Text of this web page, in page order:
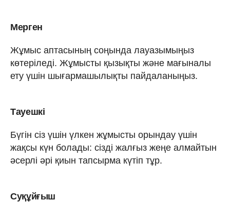
Мерген
Жұмыс аптасының соңында лауазымыңыз
көтеріледі. Жұмысты қызықты және мағыналы
ету үшін шығармашылықты пайдаланыңыз.
Тауешкі
Бүгін сіз үшін үлкен жұмысты орындау үшін
жақсы күн болады: сізді жалғыз жеңе алмайтын
әсерлі әрі қиын тапсырма күтіп тұр.
Суқұйғыш